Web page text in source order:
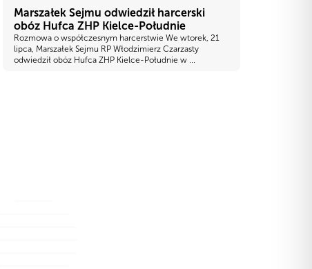
Marszałek Sejmu odwiedził harcerski
obóz Hufca ZHP Kielce-Południe
Rozmowa o współczesnym harcerstwie We wtorek, 21
lipca, Marszałek Sejmu RP Włodzimierz Czarzasty
odwiedził obóz Hufca ZHP Kielce-Południe w ...